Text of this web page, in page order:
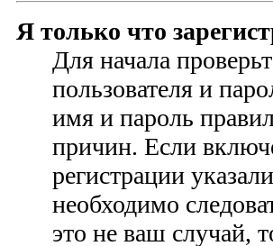
Я только что
Для начала
пользователя и
имя и пароль
причин. Если
регистрации
необходимо
это не ваш случай,